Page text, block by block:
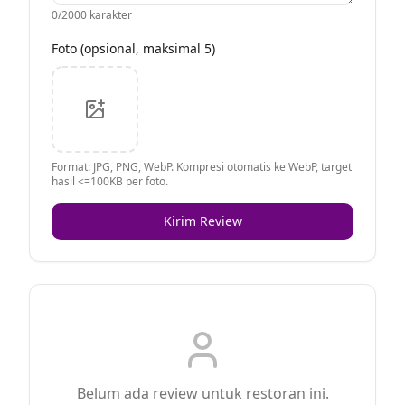
0/2000 karakter
Foto (opsional, maksimal 5)
Format: JPG, PNG, WebP. Kompresi otomatis ke WebP, target
hasil <=100KB per foto.
Kirim Review
Belum ada review untuk restoran ini.